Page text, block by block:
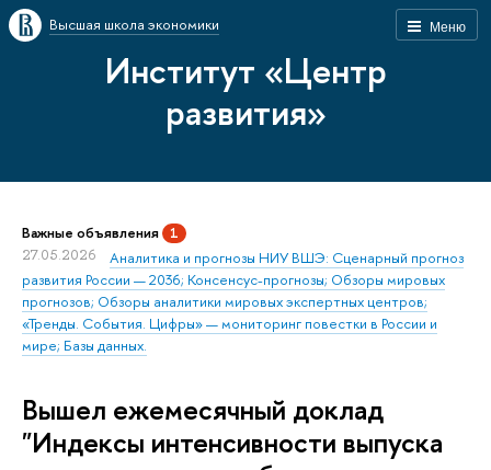
Меню
Высшая школа экономики
Институт «Центр
развития»
Важные объявления 1
27.05.2026
Аналитика и прогнозы НИУ ВШЭ: Сценарный прогноз
развития России — 2036; Консенсус-прогнозы; Обзоры мировых
прогнозов; Обзоры аналитики мировых экспертных центров;
«Тренды. События. Цифры» — мониторинг повестки в России и
мире; Базы данных.
Вышел ежемесячный доклад
"Индексы интенсивности выпуска